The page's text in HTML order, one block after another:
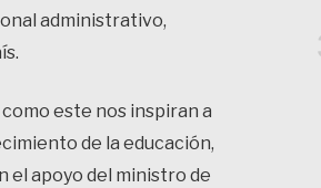
administrativo,
este nos inspiran a
de la educación,
el apoyo del ministro de